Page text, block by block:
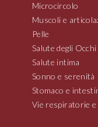
Microcircolo
Muscoli e
Pelle
Salute degli Occhi
Salute intima
Sonno e serenità
Stomaco e
Vie respiratorie